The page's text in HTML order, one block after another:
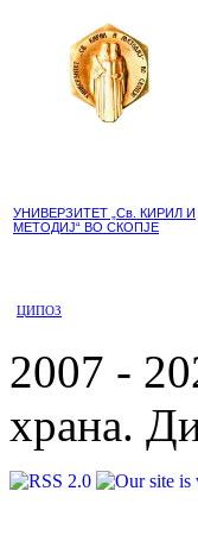
УНИВЕРЗИТЕТ „Св. КИРИЛ И
МЕТОДИЈ“ ВО СКОПЈЕ
ЦИПОЗ
2007 -
храна.